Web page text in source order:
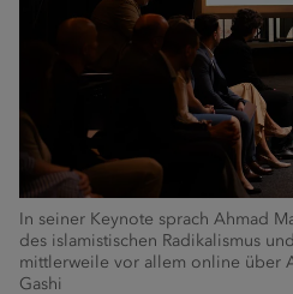
In seiner Keynote sprach Ahmad
des islamistischen Radikalismus
mittlerweile vor allem online über
Gashi